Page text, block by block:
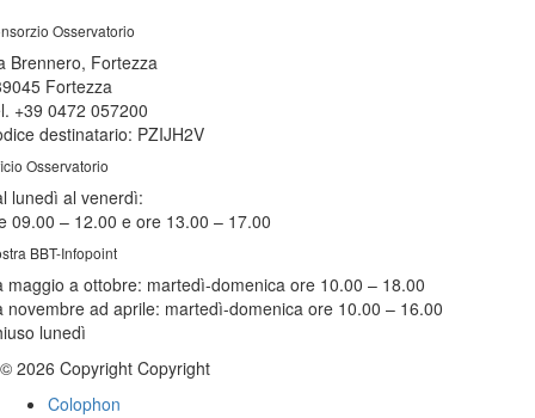
Osservatorio
Brennero, Fortezza
Fortezza
+39 0472 057200
destinatario: PZIJH2V
Osservatorio
lunedì al venerdì:
09.00 – 12.00 e ore 13.00 – 17.00
BBT-Infopoint
maggio a ottobre: martedì-domenica ore 10.00 – 18.00
novembre ad aprile: martedì-domenica ore 10.00 – 16.00
lunedì
© 2026 Copyright Copyright
Colophon